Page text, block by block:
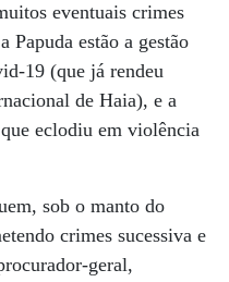
eventuais crimes
Papuda estão a gestão
19 (que já rendeu
de Haia), e a
eclodiu em violência
sob o manto do
crimes sucessiva e
geral,